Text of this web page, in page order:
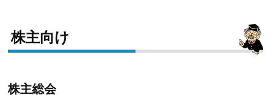
株主向け
株主総会